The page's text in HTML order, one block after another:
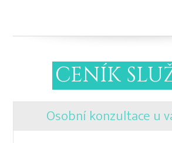
CENÍK
Osobní konzultace u